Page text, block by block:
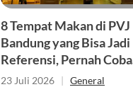
8 Tempat Makan di PVJ
Bandung yang Bisa Jadi
Referensi, Pernah Coba
Kesini?
23 Juli 2026 | General